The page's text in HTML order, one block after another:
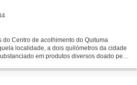
do Centro de acolhimento do Quituma
localidade, a dois quilómetros da cidade
em produtos diversos doado pela